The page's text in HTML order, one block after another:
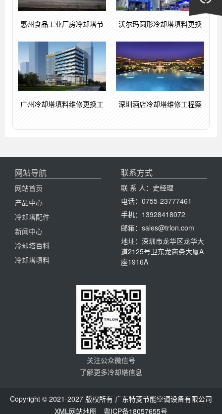
惠州食品工业厂房冷却塔节 沃尔玛圆形冷却塔填料更换
广州冷却塔填料维修更换工 深圳酒店冷却塔维修工程案
网站导航
网站首页
产品中心
冷却塔配件
新闻中心
冷却塔百科
冷却塔填料
联系方式
联 系 人：史经理
电话：0755-23777461
手机：13928418072
邮箱：sales@trlon.com
地址：深圳市龙华区龙华大
道2125号卫东龙商务大厦A
座1916A
关注公众微信号
了解更多冷却塔信息
Copyright © 2021-2027 版权所有 广东特菱节能空调设备有限公司
XML网站地图
粤ICP备18057655号